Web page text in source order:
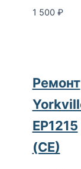
1 500 ₽
Ремонт
EP1215
(CE)